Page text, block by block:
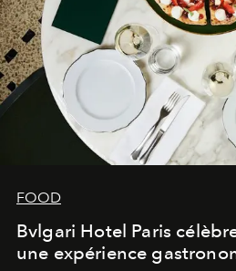
FOOD
Bvlgari Hotel Paris
une expérience